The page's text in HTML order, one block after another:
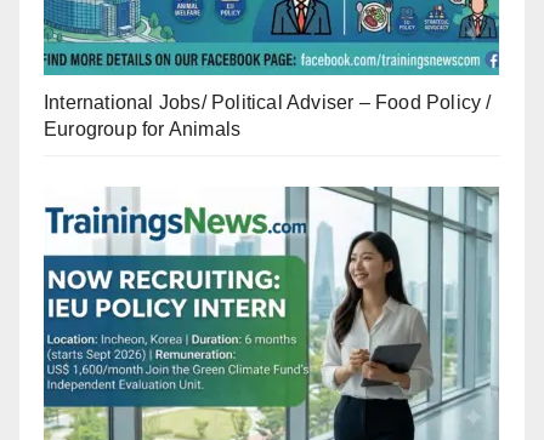
International Jobs/ Political Adviser – Food Policy /
Eurogroup for Animals